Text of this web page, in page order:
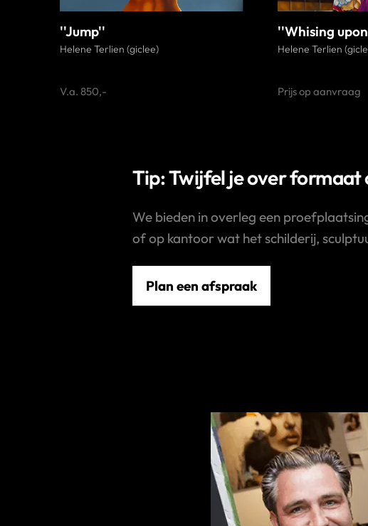
''Jump''
Helene Terlien (giclee)
V.a. 850,-
''Whising
Helene Terlien
Prijs op aanvraag
Tip: Twijfel je over formaat
We bieden in overleg een
of op kantoor wat het schilderij,
Plan een afspraak